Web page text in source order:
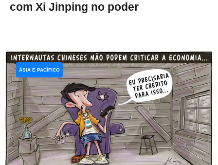
com Xi Jinping no poder
ÁSIA E PACÍFICO